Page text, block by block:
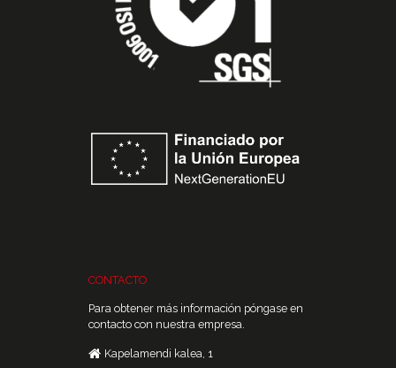
CONTACTO
Para obtener más información póngase en
contacto con nuestra empresa.
Kapelamendi kalea, 1